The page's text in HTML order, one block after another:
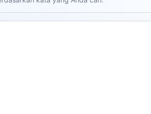
Indonesia saat